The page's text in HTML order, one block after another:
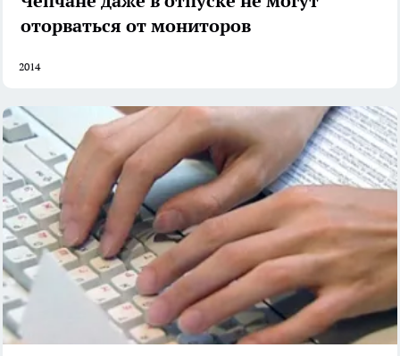
оторваться от мониторов
2014